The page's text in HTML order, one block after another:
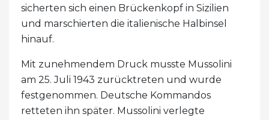
sicherten sich einen Brückenkopf in Sizilien
und marschierten die italienische Halbinsel
hinauf.
Mit zunehmendem Druck musste Mussolini
am 25. Juli 1943 zurücktreten und wurde
festgenommen. Deutsche Kommandos
retteten ihn später. Mussolini verlegte